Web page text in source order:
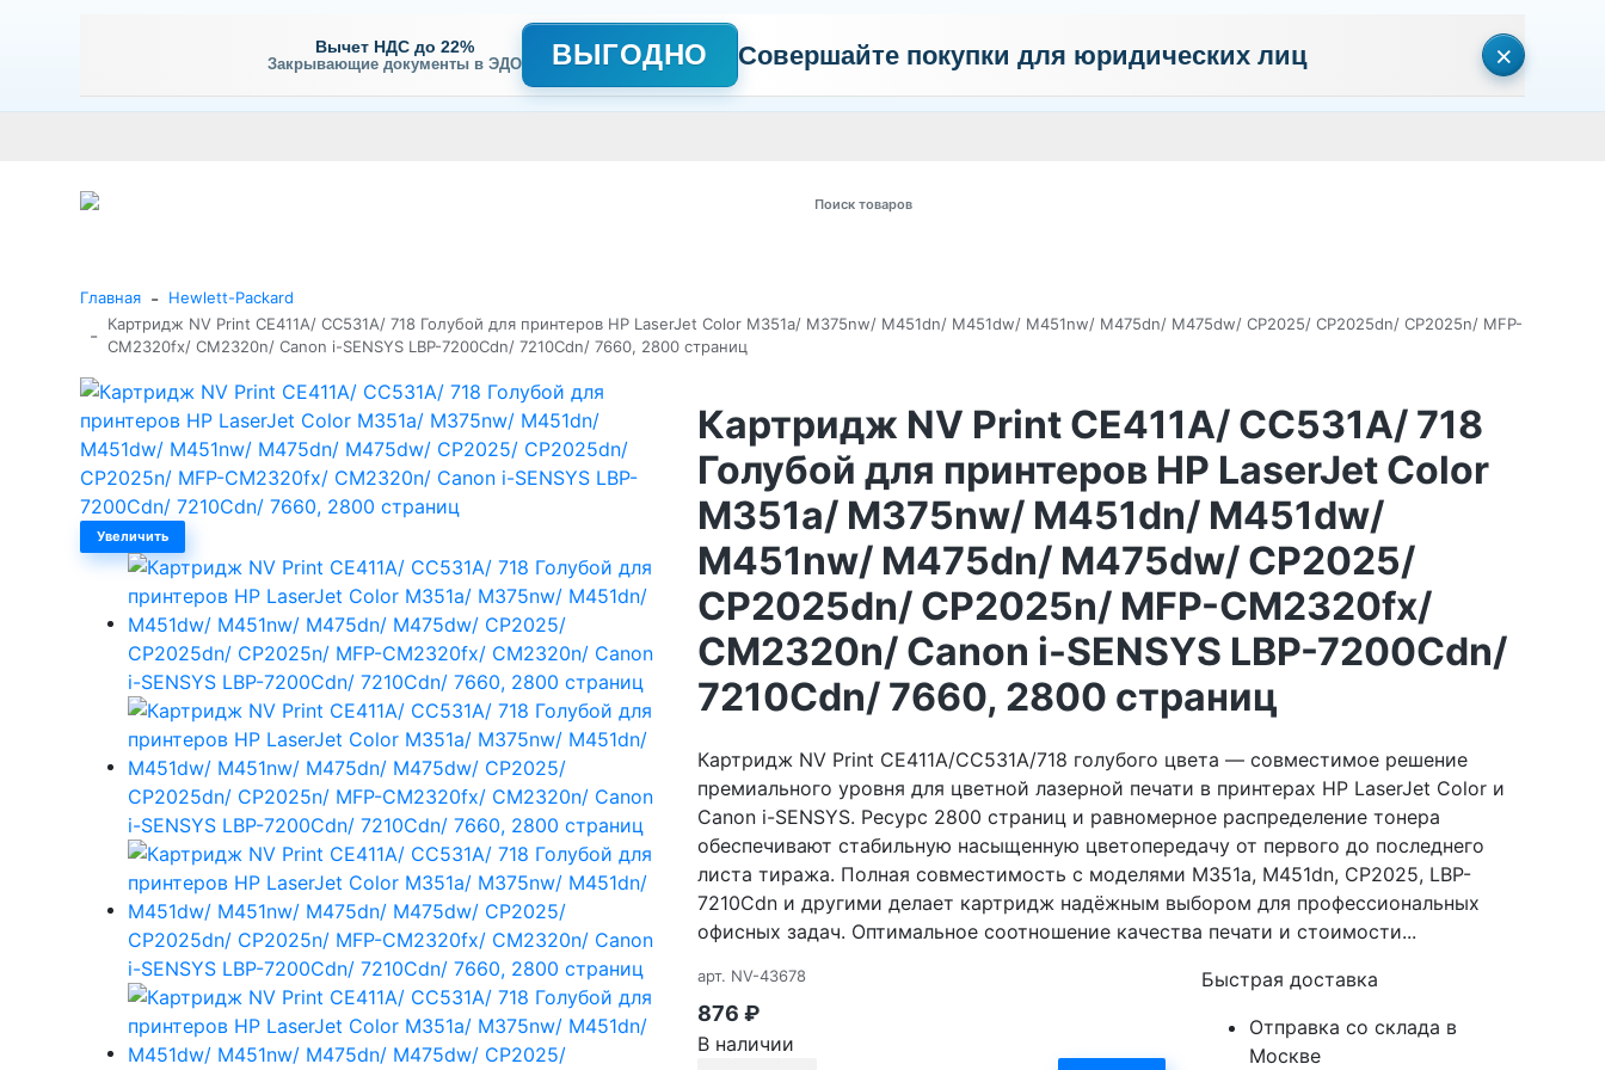
Вычет НДС до 22%
Закрывающие документы в ЭДО ВЫГОДНО Совершайте покупки для юридических лиц ×
Главная - Hewlett-Packard
-
Картридж NV Print CE411A/ CC531A/ 718 Голубой для принтеров HP LaserJet Color M351a/ M375nw/ M451dn/ M451dw/ M451nw/ M475dn/ M475dw/ CP2025/ CP2025dn/ CP2025n/ MFP-
CM2320fx/ CM2320n/ Canon i-SENSYS LBP-7200Cdn/ 7210Cdn/ 7660, 2800 страниц
Увеличить
Картридж NV Print CE411A/ CC531A/ 718
Голубой для принтеров HP LaserJet Color
M351a/ M375nw/ M451dn/ M451dw/
M451nw/ M475dn/ M475dw/ CP2025/
CP2025dn/ CP2025n/ MFP-CM2320fx/
CM2320n/ Canon i-SENSYS LBP-7200Cdn/
7210Cdn/ 7660, 2800 страниц
Картридж NV Print CE411A/CC531A/718 голубого цвета — совместимое решение
премиального уровня для цветной лазерной печати в принтерах HP LaserJet Color и
Canon i-SENSYS. Ресурс 2800 страниц и равномерное распределение тонера
обеспечивают стабильную насыщенную цветопередачу от первого до последнего
листа тиража. Полная совместимость с моделями M351a, M451dn, CP2025, LBP-
7210Cdn и другими делает картридж надёжным выбором для профессиональных
офисных задач. Оптимальное соотношение качества печати и стоимости...
арт. NV-43678
876 ₽
В наличии
Быстрая доставка
Отправка со склада в
Москве